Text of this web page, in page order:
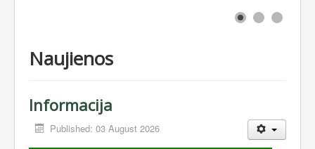
Naujienos
Informacija
Published: 03 August 2026